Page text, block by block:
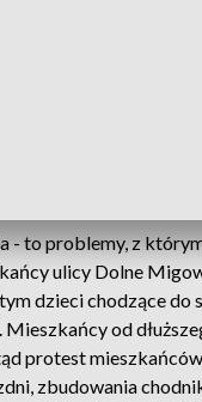
- to problemy, z
ulicy Dolne
dzieci chodzące do
od
protest
zbudowania